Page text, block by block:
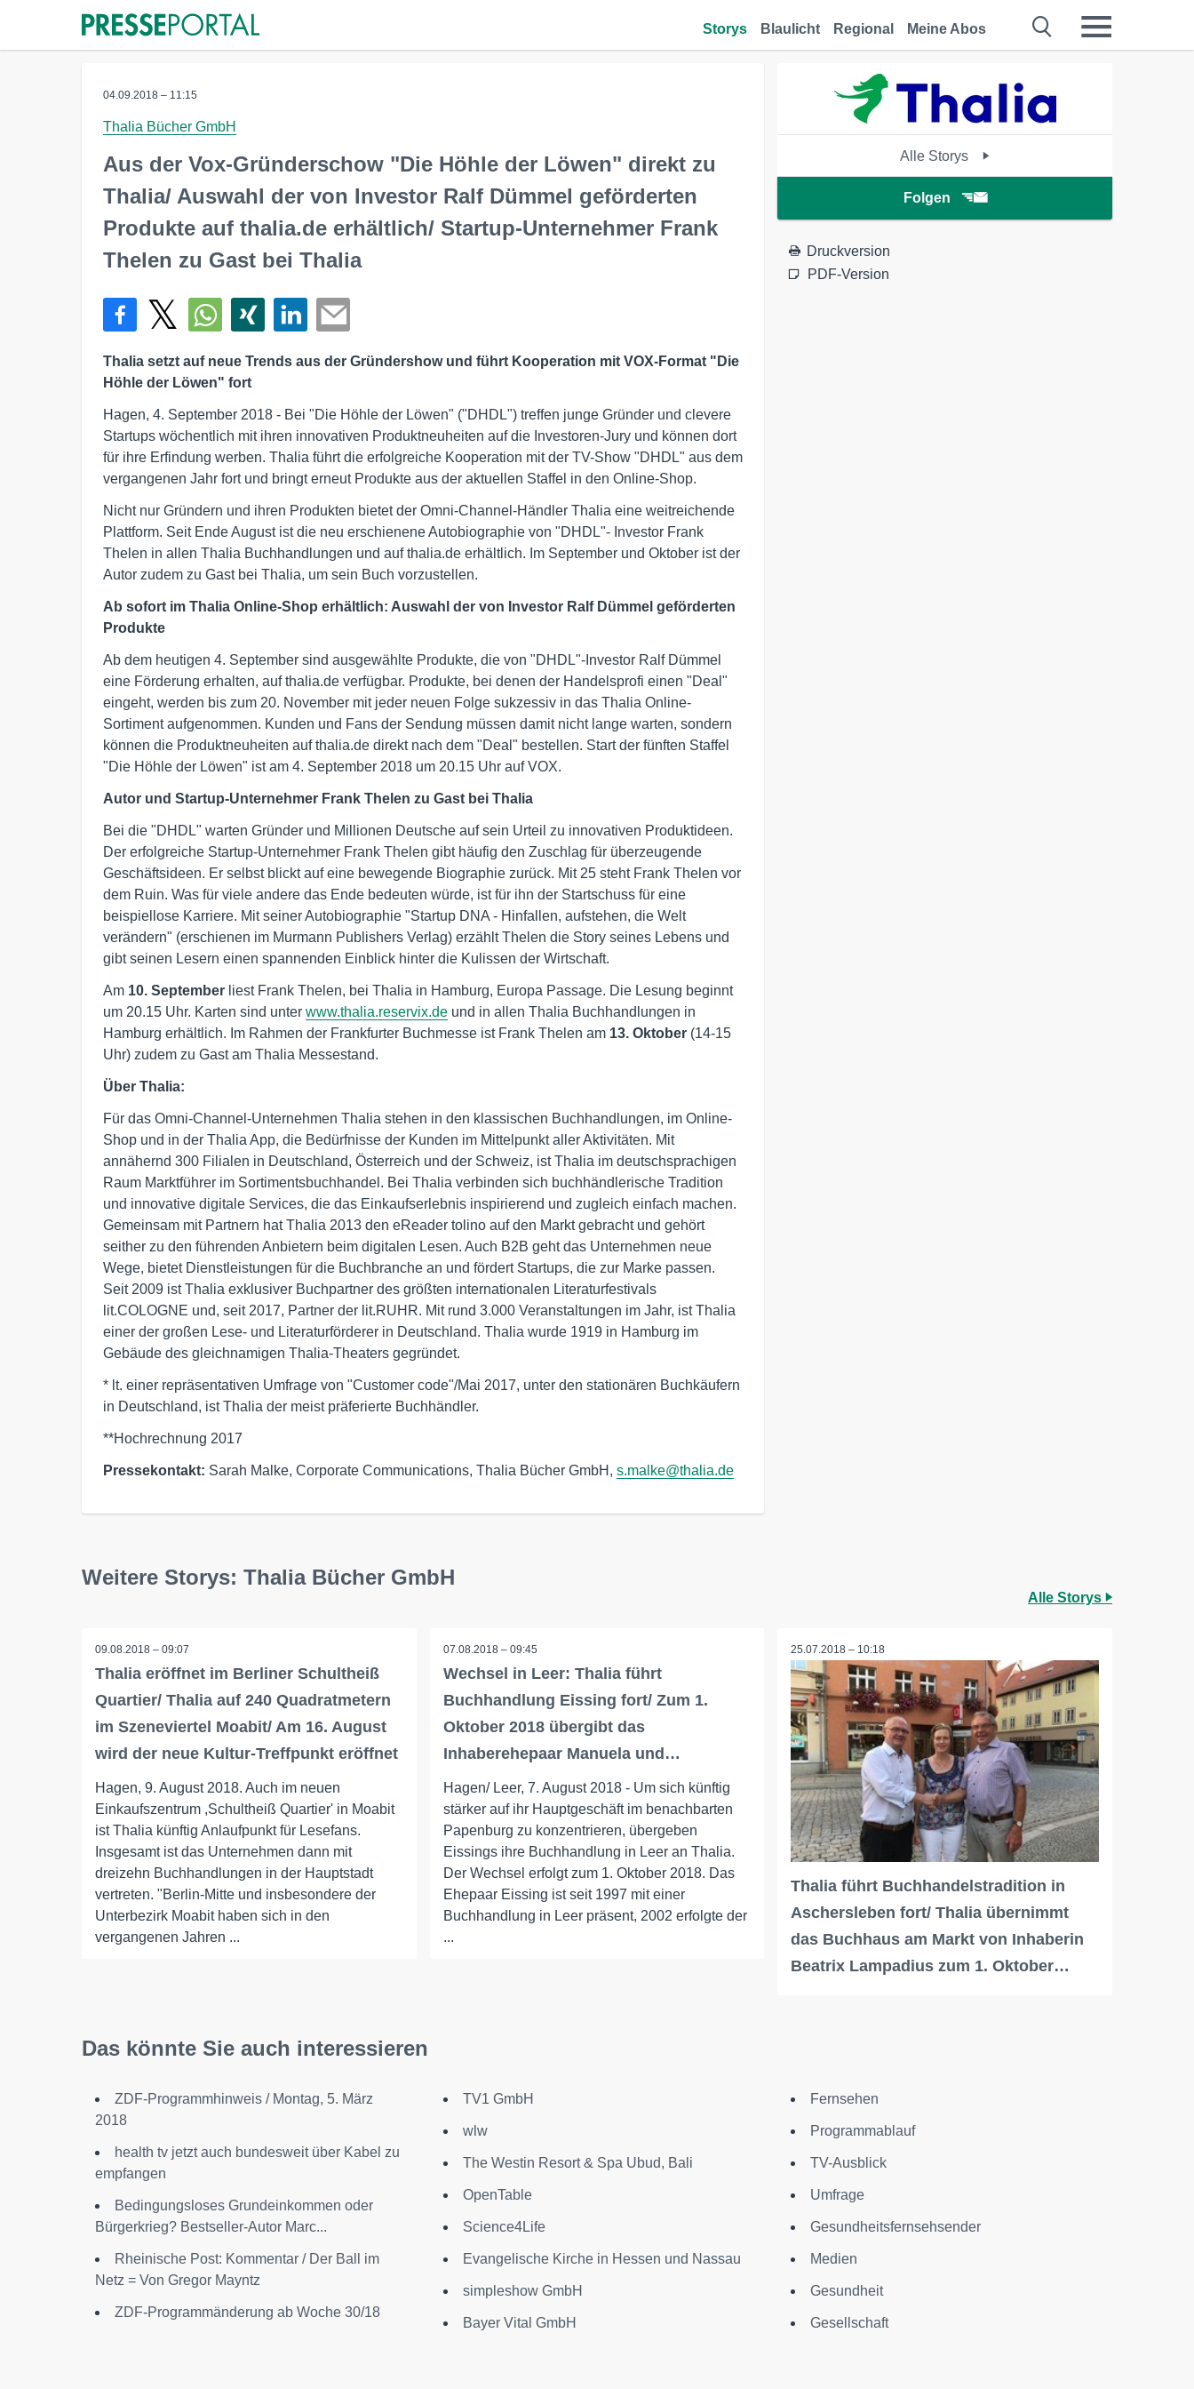
Storys Blaulicht Regional Meine Abos
04.09.2018 – 11:15
Thalia Bücher GmbH
Aus der Vox-Gründerschow "Die Höhle der Löwen" direkt zu
Thalia/ Auswahl der von Investor Ralf Dümmel geförderten
Produkte auf thalia.de erhältlich/ Startup-Unternehmer Frank
Thelen zu Gast bei Thalia
Thalia setzt auf neue Trends aus der Gründershow und führt Kooperation mit VOX-Format "Die
Höhle der Löwen" fort
Hagen, 4. September 2018 - Bei "Die Höhle der Löwen" ("DHDL") treffen junge Gründer und clevere
Startups wöchentlich mit ihren innovativen Produktneuheiten auf die Investoren-Jury und können dort
für ihre Erfindung werben. Thalia führt die erfolgreiche Kooperation mit der TV-Show "DHDL" aus dem
vergangenen Jahr fort und bringt erneut Produkte aus der aktuellen Staffel in den Online-Shop.
Nicht nur Gründern und ihren Produkten bietet der Omni-Channel-Händler Thalia eine weitreichende
Plattform. Seit Ende August ist die neu erschienene Autobiographie von "DHDL"- Investor Frank
Thelen in allen Thalia Buchhandlungen und auf thalia.de erhältlich. Im September und Oktober ist der
Autor zudem zu Gast bei Thalia, um sein Buch vorzustellen.
Ab sofort im Thalia Online-Shop erhältlich: Auswahl der von Investor Ralf Dümmel geförderten
Produkte
Ab dem heutigen 4. September sind ausgewählte Produkte, die von "DHDL"-Investor Ralf Dümmel
eine Förderung erhalten, auf thalia.de verfügbar. Produkte, bei denen der Handelsprofi einen "Deal"
eingeht, werden bis zum 20. November mit jeder neuen Folge sukzessiv in das Thalia Online-
Sortiment aufgenommen. Kunden und Fans der Sendung müssen damit nicht lange warten, sondern
können die Produktneuheiten auf thalia.de direkt nach dem "Deal" bestellen. Start der fünften Staffel
"Die Höhle der Löwen" ist am 4. September 2018 um 20.15 Uhr auf VOX.
Autor und Startup-Unternehmer Frank Thelen zu Gast bei Thalia
Bei die "DHDL" warten Gründer und Millionen Deutsche auf sein Urteil zu innovativen Produktideen.
Der erfolgreiche Startup-Unternehmer Frank Thelen gibt häufig den Zuschlag für überzeugende
Geschäftsideen. Er selbst blickt auf eine bewegende Biographie zurück. Mit 25 steht Frank Thelen vor
dem Ruin. Was für viele andere das Ende bedeuten würde, ist für ihn der Startschuss für eine
beispiellose Karriere. Mit seiner Autobiographie "Startup DNA - Hinfallen, aufstehen, die Welt
verändern" (erschienen im Murmann Publishers Verlag) erzählt Thelen die Story seines Lebens und
gibt seinen Lesern einen spannenden Einblick hinter die Kulissen der Wirtschaft.
Am 10. September liest Frank Thelen, bei Thalia in Hamburg, Europa Passage. Die Lesung beginnt
um 20.15 Uhr. Karten sind unter www.thalia.reservix.de und in allen Thalia Buchhandlungen in
Hamburg erhältlich. Im Rahmen der Frankfurter Buchmesse ist Frank Thelen am 13. Oktober (14-15
Uhr) zudem zu Gast am Thalia Messestand.
Über Thalia:
Für das Omni-Channel-Unternehmen Thalia stehen in den klassischen Buchhandlungen, im Online-
Shop und in der Thalia App, die Bedürfnisse der Kunden im Mittelpunkt aller Aktivitäten. Mit
annähernd 300 Filialen in Deutschland, Österreich und der Schweiz, ist Thalia im deutschsprachigen
Raum Marktführer im Sortimentsbuchhandel. Bei Thalia verbinden sich buchhändlerische Tradition
und innovative digitale Services, die das Einkaufserlebnis inspirierend und zugleich einfach machen.
Gemeinsam mit Partnern hat Thalia 2013 den eReader tolino auf den Markt gebracht und gehört
seither zu den führenden Anbietern beim digitalen Lesen. Auch B2B geht das Unternehmen neue
Wege, bietet Dienstleistungen für die Buchbranche an und fördert Startups, die zur Marke passen.
Seit 2009 ist Thalia exklusiver Buchpartner des größten internationalen Literaturfestivals
lit.COLOGNE und, seit 2017, Partner der lit.RUHR. Mit rund 3.000 Veranstaltungen im Jahr, ist Thalia
einer der großen Lese- und Literaturförderer in Deutschland. Thalia wurde 1919 in Hamburg im
Gebäude des gleichnamigen Thalia-Theaters gegründet.
* lt. einer repräsentativen Umfrage von "Customer code"/Mai 2017, unter den stationären Buchkäufern
in Deutschland, ist Thalia der meist präferierte Buchhändler.
**Hochrechnung 2017
Pressekontakt: Sarah Malke, Corporate Communications, Thalia Bücher GmbH, s.malke@thalia.de
Alle Storys
Folgen
Druckversion
PDF-Version
Weitere Storys: Thalia Bücher GmbH
Alle Storys
09.08.2018 – 09:07
Thalia eröffnet im Berliner Schultheiß
Quartier/ Thalia auf 240 Quadratmetern
im Szeneviertel Moabit/ Am 16. August
wird der neue Kultur-Treffpunkt eröffnet
Hagen, 9. August 2018. Auch im neuen
Einkaufszentrum ,Schultheiß Quartier' in Moabit
ist Thalia künftig Anlaufpunkt für Lesefans.
Insgesamt ist das Unternehmen dann mit
dreizehn Buchhandlungen in der Hauptstadt
vertreten. "Berlin-Mitte und insbesondere der
Unterbezirk Moabit haben sich in den
vergangenen Jahren ...
07.08.2018 – 09:45
Wechsel in Leer: Thalia führt
Buchhandlung Eissing fort/ Zum 1.
Oktober 2018 übergibt das
Inhaberehepaar Manuela und…
Hagen/ Leer, 7. August 2018 - Um sich künftig
stärker auf ihr Hauptgeschäft im benachbarten
Papenburg zu konzentrieren, übergeben
Eissings ihre Buchhandlung in Leer an Thalia.
Der Wechsel erfolgt zum 1. Oktober 2018. Das
Ehepaar Eissing ist seit 1997 mit einer
Buchhandlung in Leer präsent, 2002 erfolgte der
...
25.07.2018 – 10:18
Thalia führt Buchhandelstradition in
Aschersleben fort/ Thalia übernimmt
das Buchhaus am Markt von Inhaberin
Beatrix Lampadius zum 1. Oktober…
Das könnte Sie auch interessieren
ZDF-Programmhinweis / Montag, 5. März
2018
health tv jetzt auch bundesweit über Kabel zu
empfangen
Bedingungsloses Grundeinkommen oder
Bürgerkrieg? Bestseller-Autor Marc...
Rheinische Post: Kommentar / Der Ball im
Netz = Von Gregor Mayntz
ZDF-Programmänderung ab Woche 30/18
TV1 GmbH
wlw
The Westin Resort & Spa Ubud, Bali
OpenTable
Science4Life
Evangelische Kirche in Hessen und Nassau
simpleshow GmbH
Bayer Vital GmbH
Fernsehen
Programmablauf
TV-Ausblick
Umfrage
Gesundheitsfernsehsender
Medien
Gesundheit
Gesellschaft